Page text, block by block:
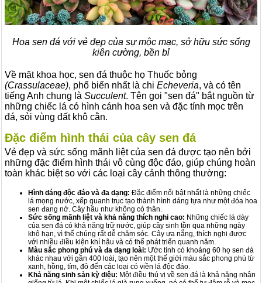
Hoa sen đá với vẻ đẹp của sự mộc mạc, sở hữu sức sống
kiên cường, bền bỉ
Về mặt khoa học, sen đá thuộc họ Thuốc bỏng
(Crassulaceae), phổ biến nhất là chi Echeveria, và có tên
tiếng Anh chung là Succulent. Tên gọi "sen đá" bắt nguồn từ
những chiếc lá có hình cánh hoa sen và đặc tính mọc trên
đá, sỏi vùng đất khô cằn.
Đặc điểm hình thái của cây sen đá
Vẻ đẹp và sức sống mãnh liệt của sen đá được tạo nên bởi
những đặc điểm hình thái vô cùng độc đáo, giúp chúng hoàn
toàn khác biệt so với các loại cây cảnh thông thường:
Hình dáng độc đáo và đa dạng: Đặc điểm nổi bật nhất là những chiếc
lá mọng nước, xếp quanh trục tạo thành hình dáng tựa như một đóa hoa
sen đang nở. Cây hầu như không có thân.
Sức sống mãnh liệt và khả năng thích nghi cao: Những chiếc lá dày
của sen đá có khả năng trữ nước, giúp cây sinh tồn qua những ngày
khô hạn, vì thế chúng rất dễ chăm sóc. Cây ưa nắng, thích nghi được
với nhiều điều kiện khí hậu và có thể phát triển quanh năm.
Màu sắc phong phú và đa dạng loài: Ước tính có khoảng 60 họ sen đá
khác nhau với gần 400 loài, tạo nên một thế giới màu sắc phong phú từ
xanh, hồng, tím, đỏ đến các loại có viền lá độc đáo.
Khả năng sinh sản kỳ diệu: Một điều thú vị về sen đá là khả năng nhân